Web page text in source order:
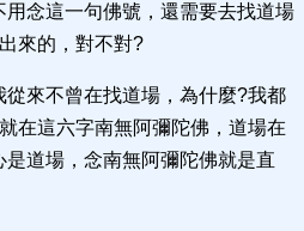
念這一句佛號，還需要去找道場
來的，對不對?
來不曾在找道場，為什麼?我都
在這六字南無阿彌陀佛，道場在
道場，念南無阿彌陀佛就是直